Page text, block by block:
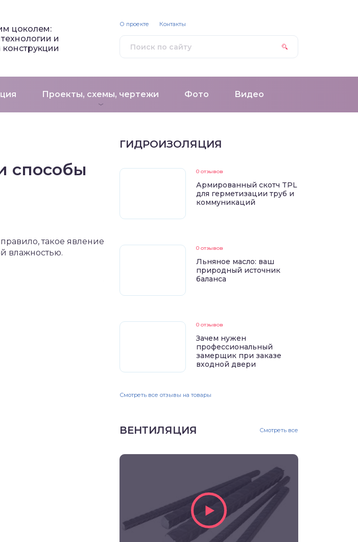
цоколем:
и
Проекты, схемы, чертежи Фото Видео
О проекте Контакты
способы
такое явление
влажностью.
ГИДРОИЗОЛЯЦИЯ
0 отзывов
Армированный скотч TPL
для герметизации труб и
коммуникаций
0 отзывов
Льняное масло: ваш
природный источник
баланса
0 отзывов
Зачем нужен
профессиональный
замерщик при заказе
входной двери
Смотреть все отзывы на товары
ВЕНТИЛЯЦИЯ Смотреть все